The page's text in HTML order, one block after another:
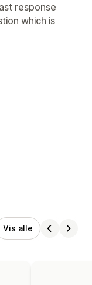
response
which is
Vis alle